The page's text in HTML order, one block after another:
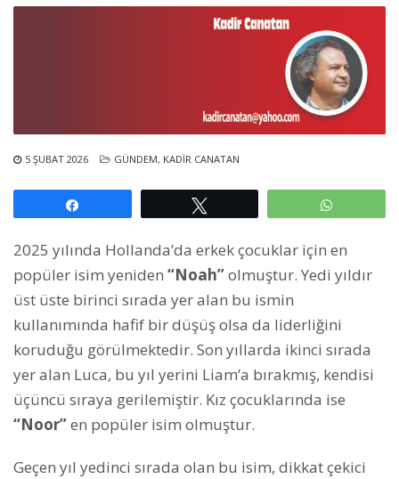
5 ŞUBAT 2026 GÜNDEM, KADIR CANATAN
2025 yılında Hollanda’da erkek çocuklar için en
popüler isim yeniden “Noah”olmuştur. Yedi yıldır
üst üste birinci sırada yer alan bu ismin
kullanımında hafif bir düşüş olsa da liderliğini
koruduğu görülmektedir. Son yıllarda ikinci sırada
yer alan Luca, bu yıl yerini Liam’a bırakmış, kendisi
üçüncü sıraya gerilemiştir. Kız çocuklarında ise
“Noor”en popüler isim olmuştur.
Geçen yıl yedinci sırada olan bu isim, dikkat çekici